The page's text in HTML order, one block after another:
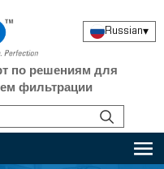
по решениям для
фильтрации
Russian▾